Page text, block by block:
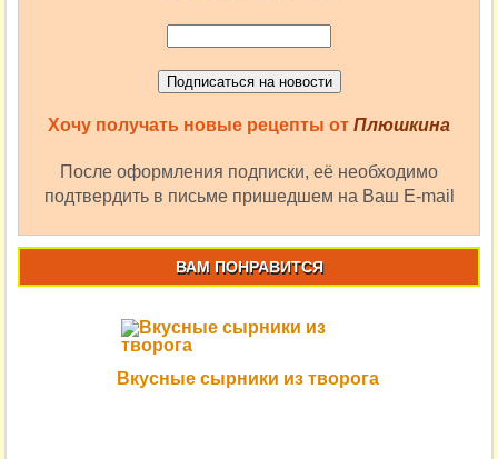
Хочу получать новые рецепты от Плюшкина
После оформления подписки, её необходимо
подтвердить в письме пришедшем на Ваш E-mail
ВАМ ПОНРАВИТСЯ
Вкусные сырники из творога